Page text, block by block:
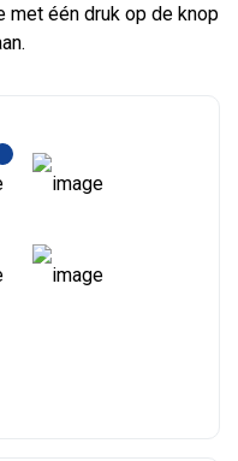
met één druk op de knop